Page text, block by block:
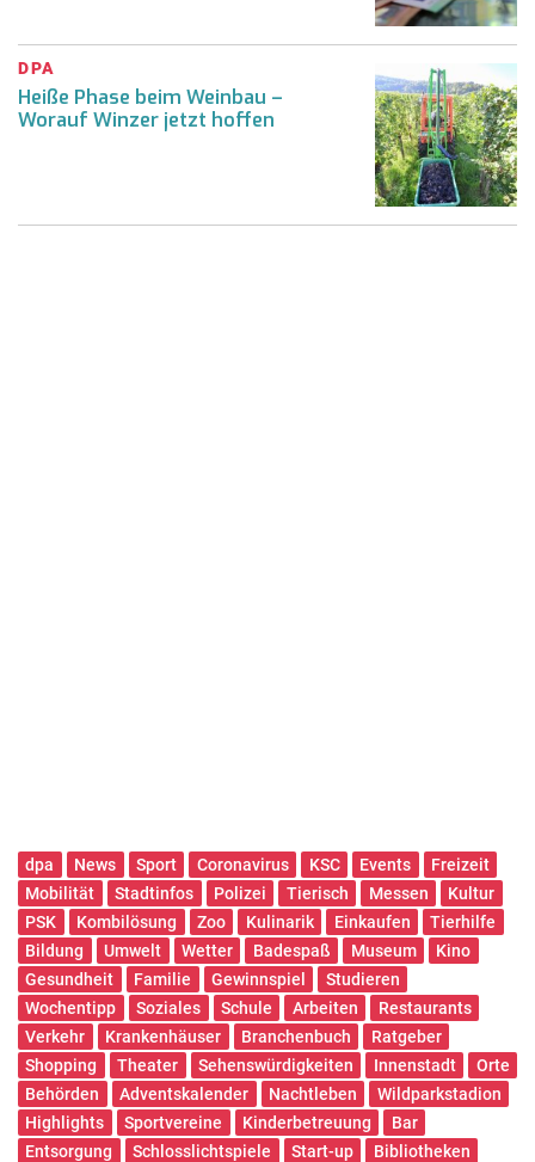
DPA
Heiße Phase beim Weinbau –
Worauf Winzer jetzt hoffen
dpa News Sport Coronavirus KSC Events
Freizeit
Mobilität
Stadtinfos Polizei Tierisch Messen
Kultur
PSK
Kombilösung Zoo Kulinarik Einkaufen
Tierhilfe
Bildung
Umwelt Wetter Badespaß Museum
Kino
Gesundheit
Familie Gewinnspiel
Studieren
Wochentipp
Soziales Schule Arbeiten
Restaurants
Verkehr
Krankenhäuser Branchenbuch
Ratgeber
Shopping
Theater Sehenswürdigkeiten Innenstadt
Orte
Behörden
Adventskalender Nachtleben
Wildparkstadion
Highlights
Sportvereine Kinderbetreuung
Bar
Entsorgung
Schlosslichtspiele Start-up
Bibliotheken